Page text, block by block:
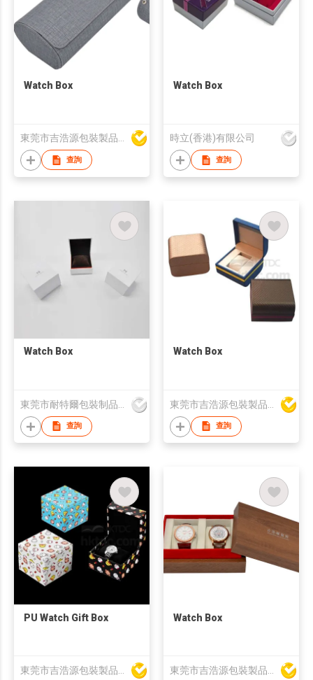
Watch Box
東莞市吉浩源包裝製品有限公司
查詢
Watch Box
時立(香港)有限公司
查詢
Watch Box
查詢
Watch Box
查詢
PU Watch Gift Box Watch Box